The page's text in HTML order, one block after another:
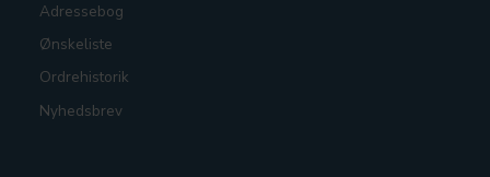
Adressebog
Ønskeliste
Ordrehistorik
Nyhedsbrev